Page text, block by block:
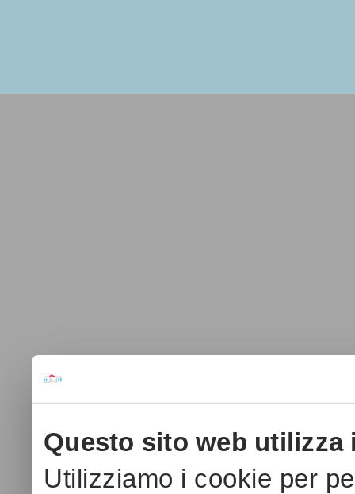
Questo sito web utilizza
Utilizziamo i cookie per